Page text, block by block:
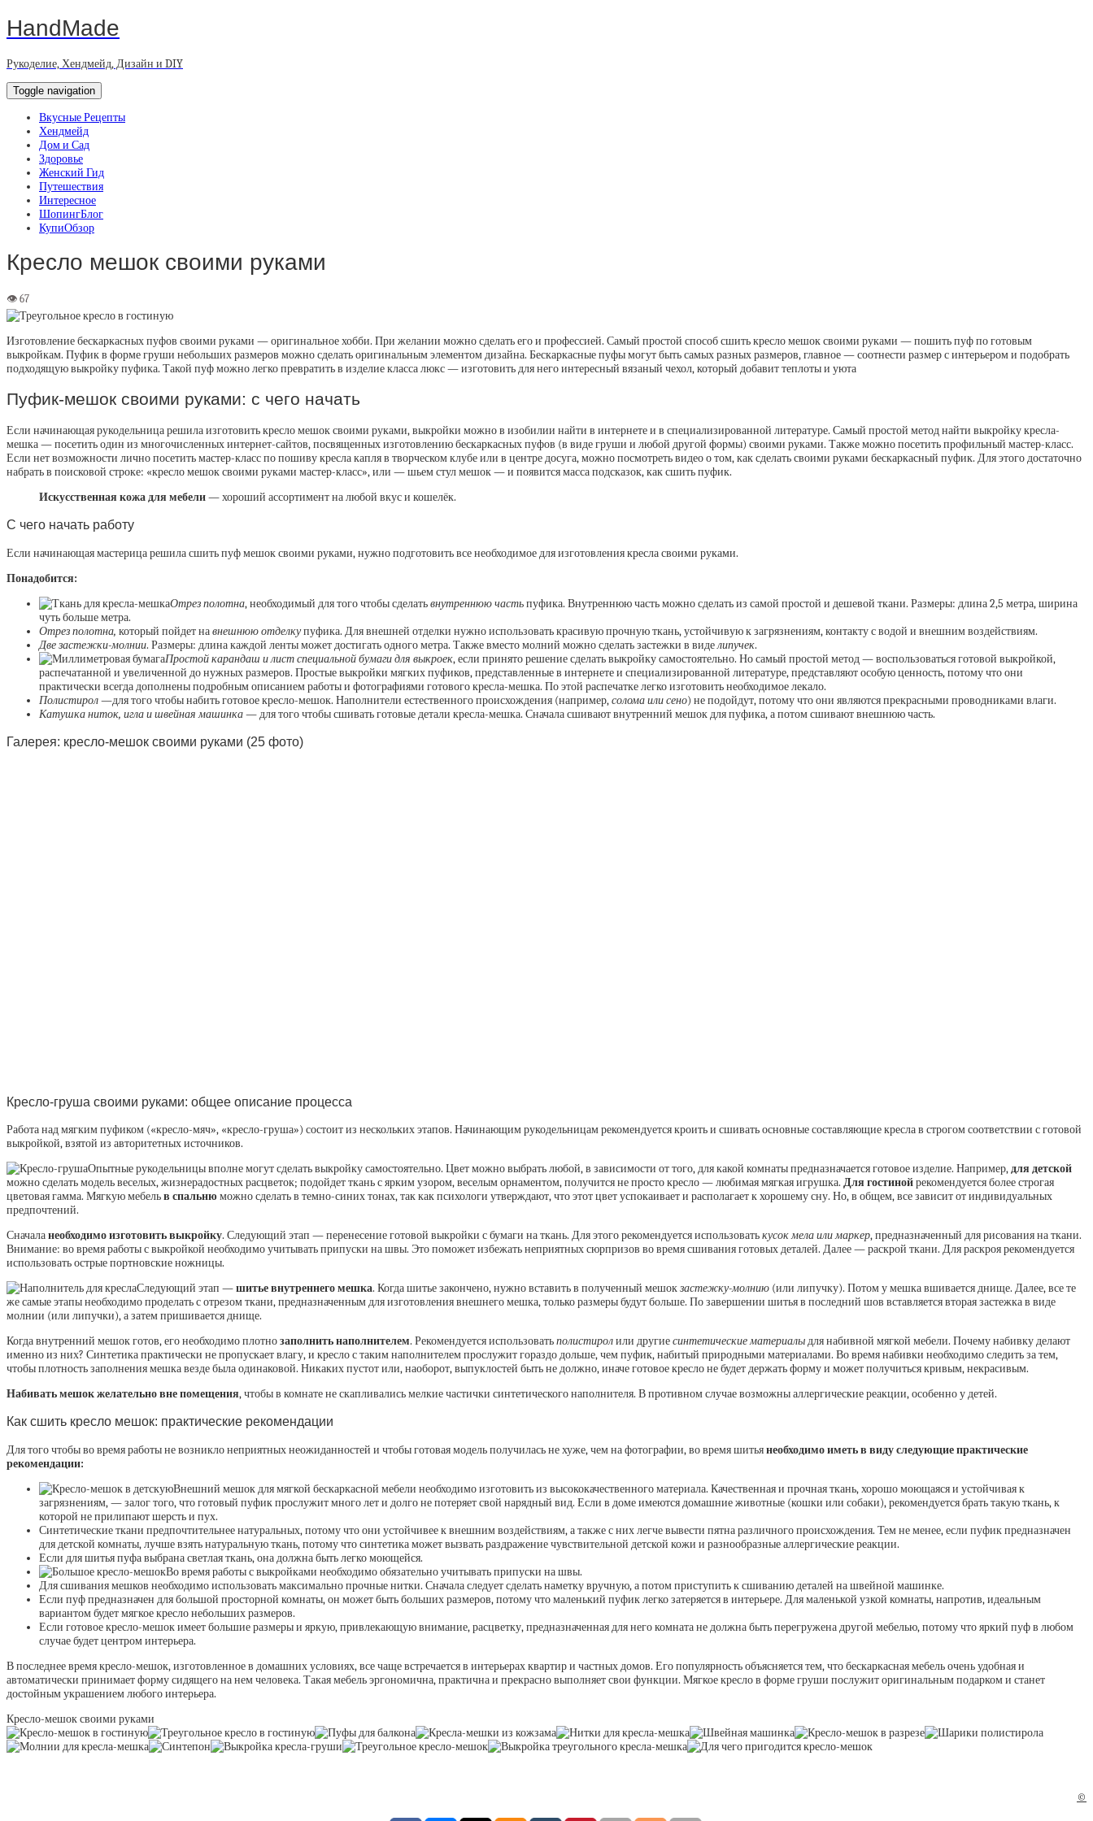
HandMade
Рукоделие, Хендмейд, Дизайн и DIY
Toggle navigation
Вкусные Рецепты
Хендмейд
Дом и Сад
Здоровье
Женский Гид
Путешествия
Интересное
ШопингБлог
КупиОбзор
Кресло мешок своими руками
Изготовление бескаркасных пуфов своими руками — оригинальное хобби. При желании можно сделать его и профессией. Самый простой способ сшить кресло мешок своими руками — пошить пуф по готовым
выкройкам. Пуфик в форме груши небольших размеров можно сделать оригинальным элементом дизайна. Бескаркасные пуфы могут быть самых разных размеров, главное — соотнести размер с интерьером и подобрать
подходящую выкройку пуфика. Такой пуф можно легко превратить в изделие класса люкс — изготовить для него интересный вязаный чехол, который добавит теплоты и уюта
Пуфик-мешок своими руками: с чего начать
Если начинающая рукодельница решила изготовить кресло мешок своими руками, выкройки можно в изобилии найти в интернете и в специализированной литературе. Самый простой метод найти выкройку кресла-
мешка — посетить один из многочисленных интернет-сайтов, посвященных изготовлению бескаркасных пуфов (в виде груши и любой другой формы) своими руками. Также можно посетить профильный мастер-класс.
Если нет возможности лично посетить мастер-класс по пошиву кресла капля в творческом клубе или в центре досуга, можно посмотреть видео о том, как сделать своими руками бескаркасный пуфик. Для этого достаточно
набрать в поисковой строке: «кресло мешок своими руками мастер-класс», или — шьем стул мешок — и появится масса подсказок, как сшить пуфик.
Искусственная кожа для мебели— хороший ассортимент на любой вкус и кошелёк.
С чего начать работу
Если начинающая мастерица решила сшить пуф мешок своими руками, нужно подготовить все необходимое для изготовления кресла своими руками.
Понадобится:
Отрез полотна, необходимый для того чтобы сделатьвнутреннюю частьпуфика. Внутреннюю часть можно сделать из самой простой и дешевой ткани. Размеры: длина 2,5 метра, ширина
чуть больше метра.
Отрез полотна, который пойдет навнешнюю отделкупуфика. Для внешней отделки нужно использовать красивую прочную ткань, устойчивую к загрязнениям, контакту с водой и внешним воздействиям.
Две застежки-молнии. Размеры: длина каждой ленты может достигать одного метра. Также вместо молний можно сделать застежки в виделипучек.
Простой карандаш и лист специальной бумаги для выкроек, если принято решение сделать выкройку самостоятельно. Но самый простой метод — воспользоваться готовой выкройкой,
распечатанной и увеличенной до нужных размеров. Простые выкройки мягких пуфиков, представленные в интернете и специализированной литературе, представляют особую ценность, потому что они
практически всегда дополнены подробным описанием работы и фотографиями готового кресла-мешка. По этой распечатке легко изготовить необходимое лекало.
Полистирол —для того чтобы набить готовое кресло-мешок. Наполнители естественного происхождения (например,солома или сено) не подойдут, потому что они являются прекрасными проводниками влаги.
Катушка ниток, игла и швейная машинка —для того чтобы сшивать готовые детали кресла-мешка. Сначала сшивают внутренний мешок для пуфика, а потом сшивают внешнюю часть.
Галерея: кресло-мешок своими руками (25 фото)
Кресло-груша своими руками: общее описание процесса
Работа над мягким пуфиком («кресло-мяч», «кресло-груша») состоит из нескольких этапов. Начинающим рукодельницам рекомендуется кроить и сшивать основные составляющие кресла в строгом соответствии с готовой
выкройкой, взятой из авторитетных источников.
Опытные рукодельницы вполне могут сделать выкройку самостоятельно. Цвет можно выбрать любой, в зависимости от того, для какой комнаты предназначается готовое изделие. Например,для детской
можно сделать модель веселых, жизнерадостных расцветок; подойдет ткань с ярким узором, веселым орнаментом, получится не просто кресло — любимая мягкая игрушка. Для гостинойрекомендуется более строгая
цветовая гамма. Мягкую мебельв спальнюможно сделать в темно-синих тонах, так как психологи утверждают, что этот цвет успокаивает и располагает к хорошему сну. Но, в общем, все зависит от индивидуальных
предпочтений.
Сначаланеобходимо изготовить выкройку. Следующий этап — перенесение готовой выкройки с бумаги на ткань. Для этого рекомендуется использоватькусок мела или маркер, предназначенный для рисования на ткани.
Внимание: во время работы с выкройкой необходимо учитывать припуски на швы. Это поможет избежать неприятных сюрпризов во время сшивания готовых деталей. Далее — раскрой ткани. Для раскроя рекомендуется
использовать острые портновские ножницы.
Следующий этап —шитье внутреннего мешка. Когда шитье закончено, нужно вставить в полученный мешокзастежку-молнию (или липучку). Потом у мешка вшивается днище. Далее, все те
же самые этапы необходимо проделать с отрезом ткани, предназначенным для изготовления внешнего мешка, только размеры будут больше. По завершении шитья в последний шов вставляется вторая застежка в виде
молнии (или липучки), а затем пришивается днище.
Когда внутренний мешок готов, его необходимо плотнозаполнить наполнителем. Рекомендуется использоватьполистиролили другиесинтетические материалыдля набивной мягкой мебели. Почему набивку делают
именно из них? Синтетика практически не пропускает влагу, и кресло с таким наполнителем прослужит гораздо дольше, чем пуфик, набитый природными материалами. Во время набивки необходимо следить за тем,
чтобы плотность заполнения мешка везде была одинаковой. Никаких пустот или, наоборот, выпуклостей быть не должно, иначе готовое кресло не будет держать форму и может получиться кривым, некрасивым.
Набивать мешок желательно вне помещения, чтобы в комнате не скапливались мелкие частички синтетического наполнителя. В противном случае возможны аллергические реакции, особенно у детей.
Как сшить кресло мешок: практические рекомендации
Для того чтобы во время работы не возникло неприятных неожиданностей и чтобы готовая модель получилась не хуже, чем на фотографии, во время шитьянеобходимо иметь в виду следующие практические
рекомендации:
Внешний мешок для мягкой бескаркасной мебели необходимо изготовить из высококачественного материала. Качественная и прочная ткань, хорошо моющаяся и устойчивая к
загрязнениям, — залог того, что готовый пуфик прослужит много лет и долго не потеряет свой нарядный вид. Если в доме имеются домашние животные (кошки или собаки), рекомендуется брать такую ткань, к
которой не прилипают шерсть и пух.
Синтетические ткани предпочтительнее натуральных, потому что они устойчивее к внешним воздействиям, а также с них легче вывести пятна различного происхождения. Тем не менее, если пуфик предназначен
для детской комнаты, лучше взять натуральную ткань, потому что синтетика может вызвать раздражение чувствительной детской кожи и разнообразные аллергические реакции.
Если для шитья пуфа выбрана светлая ткань, она должна быть легко моющейся.
Во время работы с выкройками необходимо обязательно учитывать припуски на швы.
Для сшивания мешков необходимо использовать максимально прочные нитки. Сначала следует сделать наметку вручную, а потом приступить к сшиванию деталей на швейной машинке.
Если пуф предназначен для большой просторной комнаты, он может быть больших размеров, потому что маленький пуфик легко затеряется в интерьере. Для маленькой узкой комнаты, напротив, идеальным
вариантом будет мягкое кресло небольших размеров.
Если готовое кресло-мешок имеет большие размеры и яркую, привлекающую внимание, расцветку, предназначенная для него комната не должна быть перегружена другой мебелью, потому что яркий пуф в любом
случае будет центром интерьера.
В последнее время кресло-мешок, изготовленное в домашних условиях, все чаще встречается в интерьерах квартир и частных домов. Его популярность объясняется тем, что бескаркасная мебель очень удобная и
автоматически принимает форму сидящего на нем человека. Такая мебель эргономична, практична и прекрасно выполняет свои функции. Мягкое кресло в форме груши послужит оригинальным подарком и станет
достойным украшением любого интерьера.
Кресло-мешок своими руками
©